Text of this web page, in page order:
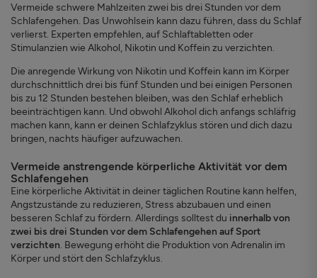
Vermeide schwere Mahlzeiten zwei bis drei Stunden vor dem
Schlafengehen. Das Unwohlsein kann dazu führen, dass du Schlaf
verlierst. Experten empfehlen, auf Schlaftabletten oder
Stimulanzien wie Alkohol, Nikotin und Koffein zu verzichten.
Die anregende Wirkung von Nikotin und Koffein kann im Körper
durchschnittlich drei bis fünf Stunden und bei einigen Personen
bis zu 12 Stunden bestehen bleiben, was den Schlaf erheblich
beeinträchtigen kann. Und obwohl Alkohol dich anfangs schläfrig
machen kann, kann er deinen Schlafzyklus stören und dich dazu
bringen, nachts häufiger aufzuwachen.
Vermeide anstrengende körperliche Aktivität vor dem
Schlafengehen
Eine körperliche Aktivität in deiner täglichen Routine kann helfen,
Angstzustände zu reduzieren, Stress abzubauen und einen
besseren Schlaf zu fördern. Allerdings solltest du innerhalb von
zwei bis drei Stunden vor dem Schlafengehen auf Sport
verzichten. Bewegung erhöht die Produktion von Adrenalin im
Körper und stört den Schlafzyklus.